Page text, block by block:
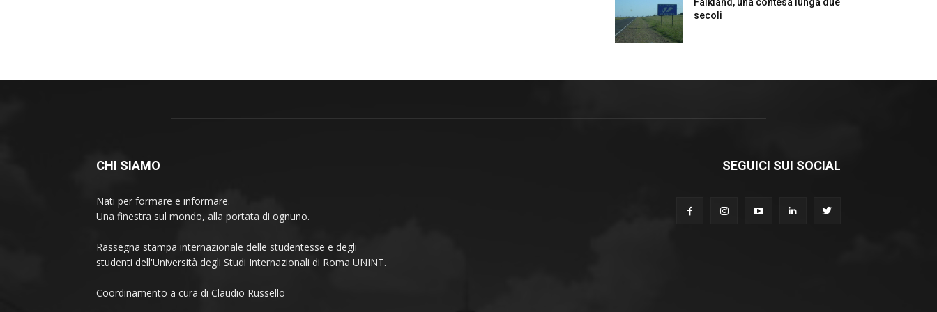
secoli
CHI SIAMO
Nati per formare e informare.
Una finestra sul mondo, alla portata di ognuno.
Rassegna stampa internazionale delle studentesse e degli
studenti dell'Università degli Studi Internazionali di Roma UNINT.
Coordinamento a cura di Claudio Russello
SEGUICI SUI SOCIAL